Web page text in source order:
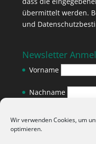
Wir verwenden Cookies, um
optimieren.
übermittelt werden.
und
Newsletter
Vorname
Nachname